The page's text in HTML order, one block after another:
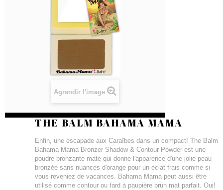
Agrandir l'image
THE BALM BAHAMA MAMA
Enfin, une escapade aux Caraïbes dans un compact! The Balm
Bahama Mama Bronzer Shadow & Contour Powder est une
poudre bronzante mate qui donne l'apparence d'une jolie peau
bronzée sans nuances d'orange pour un éclat frais comme si
vous reveniez de vacances. Bahama Mama peut aussi être
utilisé comme contour ou fard à paupière brun mat parfait. Oui!